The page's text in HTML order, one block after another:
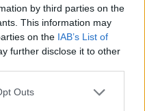
by third parties on the
This information may
on the IAB’s List of
further disclose it to other
uses one or more Google
Outs
de platos para